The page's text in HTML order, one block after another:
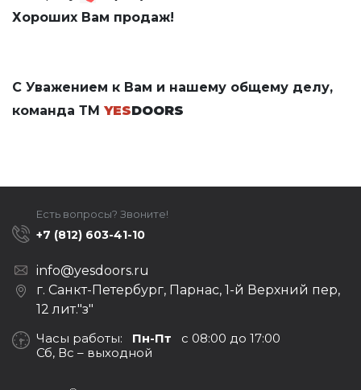
Хороших Вам продаж!
С Уважением к Вам и нашему общему делу,
команда ТМ YESDOORS
Есть вопросы? Звоните!
+7 (812) 603-41-10
info@yesdoors.ru
г. Санкт-Петербург, Парнас, 1-й Верхний пер,
12 лит."з"
Часы работы: Пн-Пт с 08:00 до 17:00
Сб, Вс – выходной